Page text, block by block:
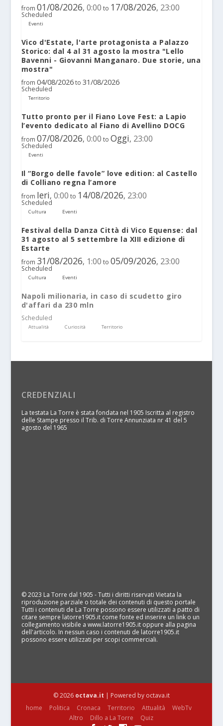
from 01/08/2026, 0:00 to 17/08/2026, 23:00
Scheduled
Eventi
Vico d'Estate, l'arte protagonista a Palazzo
Storico: dal 4 al 31 agosto la mostra "Lello
Bavenni - Giovanni Manganaro. Due storie, una
mostra"
from 04/08/2026 to 31/08/2026
Scheduled
Territorio
Tutto pronto per il Fiano Love Fest: a Lapio
l’evento dedicato al Fiano di Avellino DOCG
from 07/08/2026, 0:00 to Oggi, 23:00
Scheduled
Eventi
Il “Borgo delle favole” love edition: al Castello
di Colliano regna l’amore
from Ieri, 0:00 to 14/08/2026, 23:00
Scheduled
Cultura Eventi
Festival della Danza Città di Vico Equense: dal
31 agosto al 5 settembre la XIII edizione di
Estarte
from 31/08/2026, 1:00 to 05/09/2026, 23:00
Scheduled
Cultura Eventi
Napoli milionaria, in caso di scudetto giro
d'affari da 230 mln
Scheduled
Attualità Curiosità Territorio
CREDENZIALI
La testata La Torre è stata fondata nel 1905 Iscritta al registro
delle Stampe presso il Trib. di Torre Annunziata nr 41 del 5
agosto del 1965
© 2023 La Torre dal 1905 - Tutti i diritti riservati Vietata la
riproduzione parziale o totale dei contenuti di questo portale
Tutti i contenuti de La Torre possono essere utilizzati a patto di
citare sempre latorre1905.it come fonte ed inserire un link o un
collegamento visibile a www.latorre1905.it oppure alla pagina
dell'articolo. In nessun caso i contenuti de latorre1905.it
possono essere utilizzati per scopi commerciali.
© 2026 octava.it | Powered by octava.it
home
Politica Cronaca Territorio Attualità
WebTv
Altro
Dillo a La Torre Quiz